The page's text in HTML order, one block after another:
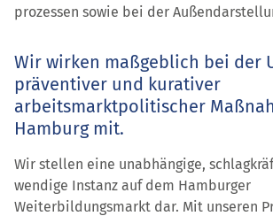
prozessen sowie bei der
Wir wirken maßgeblich bei der
präventiver und kurativer
arbeitsmarktpolitischer
Hamburg mit.
Wir stellen eine unabhängige,
wendige Instanz auf dem Hamburger
Weiterbildungsmarkt dar. Mit unseren